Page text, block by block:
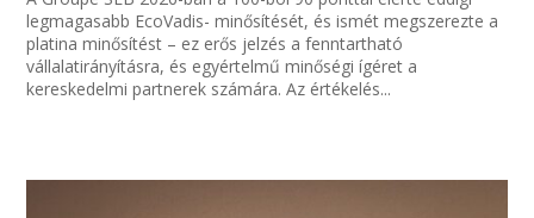
legmagasabb EcoVadis- minősítését, és ismét megszerezte a
platina minősítést – ez erős jelzés a fenntartható
vállalatirányításra, és egyértelmű minőségi ígéret a
kereskedelmi partnerek számára. Az értékelés...